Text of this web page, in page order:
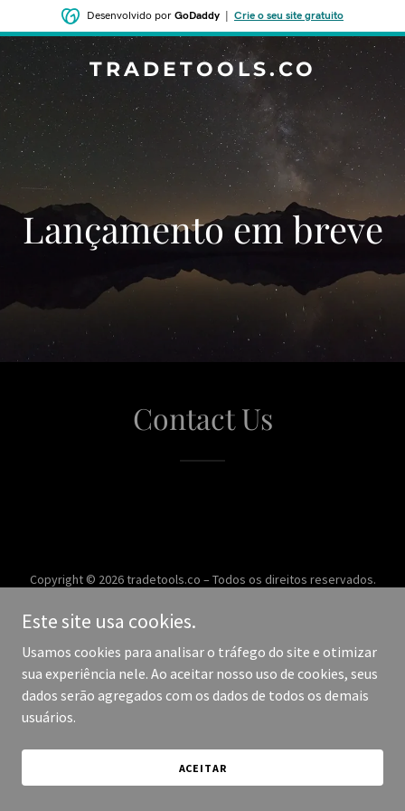
Desenvolvido por GoDaddy Crie o seu site gratuito
TRADETOOLS.CO
‌‌Lançamento em breve
Contact Us
Copyright © 2026 tradetools.co – Todos os direitos reservados.
Desenvolvido por
Este site usa cookies.
Usamos cookies para analisar o tráfego do site e otimizar
sua experiência nele. Ao aceitar nosso uso de cookies, seus
dados serão agregados com os dados de todos os demais
usuários.
ACEITAR